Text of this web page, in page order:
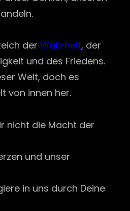
der Wahrheit, der
und des Friedens.
Welt, doch es
von innen her.
nicht die Macht der
und unser
in uns durch Deine